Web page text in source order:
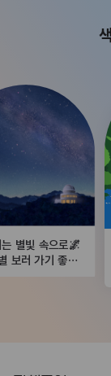
별빛 속으로🌌
보러 가기 좋은